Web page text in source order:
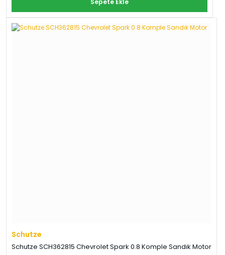
Sepete Ekle
Schutze
Schutze SCH362815 Chevrolet Spark 0.8 Komple Sandık Motor